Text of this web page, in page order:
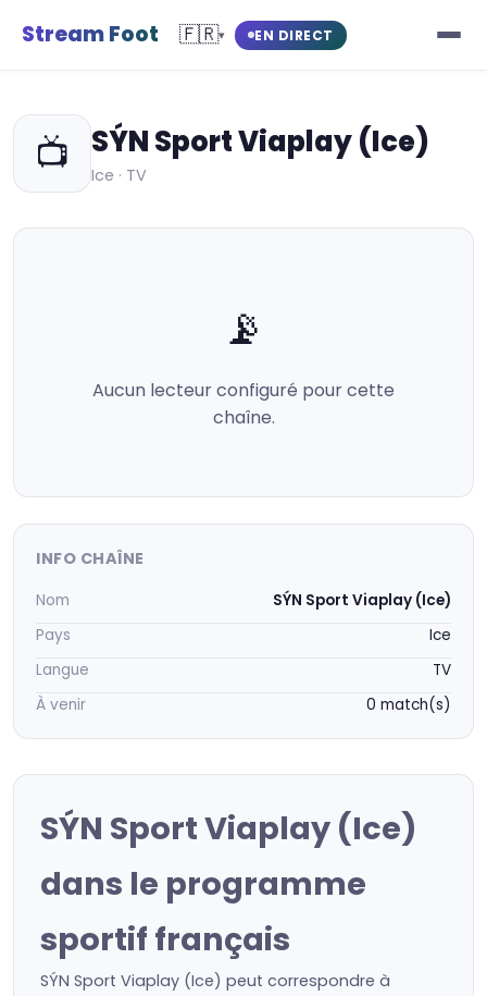
Stream Foot 🇫🇷▾ EN DIRECT
📺 SÝN Sport Viaplay (Ice)
Ice · TV
📡
Aucun lecteur configuré pour cette
chaîne.
INFO CHAÎNE
Nom
SÝN Sport Viaplay (Ice)
Pays
Ice
Langue
TV
À venir
0 match(s)
SÝN Sport Viaplay (Ice)
dans le programme
sportif français
SÝN Sport Viaplay (Ice) peut correspondre à